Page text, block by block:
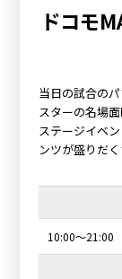
ドコモ
当日の試合の
スターの名場
ステージイベ
ンツが盛りだく
10:00～21:00